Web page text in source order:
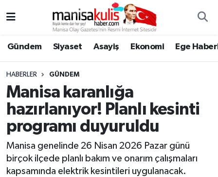
Gündem Siyaset Asayiş Ekonomi Ege
HABERLER GÜNDEM
Manisa karanlığa
hazırlanıyor! Planlı kesinti
programı duyuruldu
Manisa genelinde 26 Nisan 2026 Pazar günü
birçok ilçede planlı bakım ve onarım çalışmaları
kapsamında elektrik kesintileri uygulanacak.
Ege Haberleri
Ekonomi
Genel
Gündem
Resmi İlan
Yunusemre Hava Durumu
Yunusemre Trafik Yoğunluk Haritası
Süper Lig Puan Durumu ve Fikstür
Tüm Manşetler
Son Dakika Haberleri